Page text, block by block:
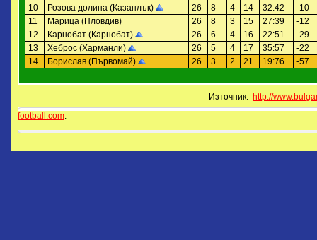
10
Розова долина (Казанлък) 26 8 4 14 32:42
-10
11
Марица (Пловдив) 26 8 3 15 27:39
-12
12
Карнобат (Карнобат) 26 6 4 16 22:51
-29
13
Хеброс (Харманли) 26 5 4 17 35:57
-22
14
Борислав (Първомай) 26 3 2 21 19:76 -57
Източник: http://
football.com.